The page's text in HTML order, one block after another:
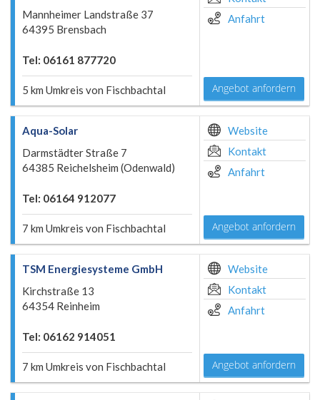
Mannheimer Landstraße 37
64395 Brensbach
Tel: 06161 877720
5 km Umkreis von Fischbachtal
Anfahrt
Angebot anfordern
Aqua-Solar
Darmstädter Straße 7
64385 Reichelsheim (Odenwald)
Tel: 06164 912077
7 km Umkreis von Fischbachtal
Website
Kontakt
Anfahrt
Angebot anfordern
TSM Energiesysteme GmbH
Kirchstraße 13
64354 Reinheim
Tel: 06162 914051
7 km Umkreis von Fischbachtal
Website
Kontakt
Anfahrt
Angebot anfordern